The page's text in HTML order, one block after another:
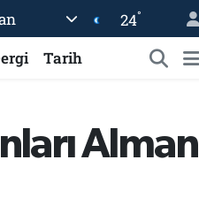
24°
Tarih
Alman